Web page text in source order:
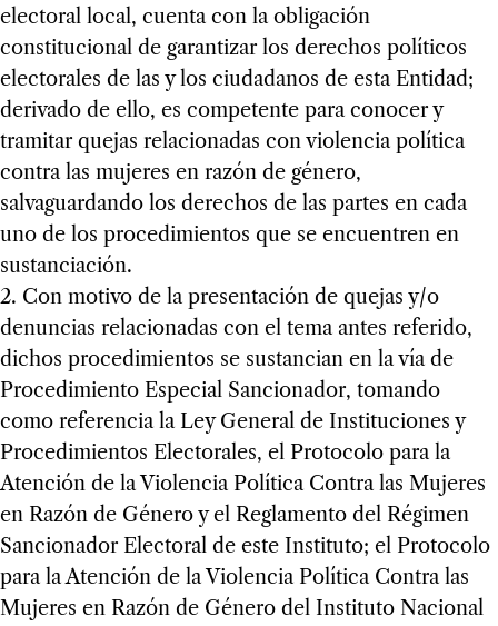
electoral local, cuenta con la obligación
constitucional de garantizar los derechos políticos
electorales de las y los ciudadanos de esta Entidad;
derivado de ello, es competente para conocer y
tramitar quejas relacionadas con violencia política
contra las mujeres en razón de género,
salvaguardando los derechos de las partes en cada
uno de los procedimientos que se encuentren en
sustanciación.
2. Con motivo de la presentación de quejas y/o
denuncias relacionadas con el tema antes referido,
dichos procedimientos se sustancian en la vía de
Procedimiento Especial Sancionador, tomando
como referencia la Ley General de Instituciones y
Procedimientos Electorales, el Protocolo para la
Atención de la Violencia Política Contra las Mujeres
en Razón de Género y el Reglamento del Régimen
Sancionador Electoral de este Instituto; el Protocolo
para la Atención de la Violencia Política Contra las
Mujeres en Razón de Género del Instituto Nacional